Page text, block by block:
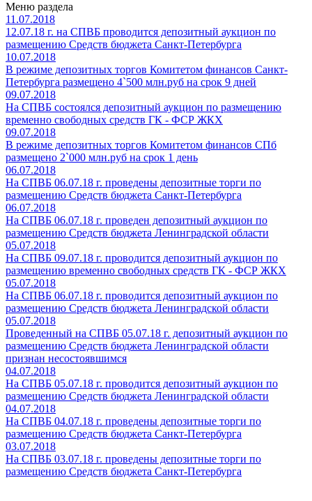
Меню раздела
11.07.2018
​12.07.18 г. на СПВБ проводится депозитный аукцион по
размещению Средств бюджета Санкт-Петербурга
10.07.2018
В режиме депозитных торгов Комитетом финансов Санкт-
Петербурга размещено 4`500 млн.руб на срок 9 дней
09.07.2018
На СПВБ состоялся депозитный аукцион по размещению
временно свободных средств ГК - ФСР ЖКХ
09.07.2018
В режиме депозитных торгов Комитетом финансов СПб
размещено 2`000 млн.руб на срок 1 день
06.07.2018
На СПВБ 06.07.18 г. проведены депозитные торги по
размещению Средств бюджета Санкт-Петербурга
06.07.2018
На СПВБ 06.07.18 г. проведен депозитный аукцион по
размещению Средств бюджета Ленинградской области
05.07.2018
На СПВБ 09.07.18 г. проводится депозитный аукцион по
размещению временно свободных средств ГК - ФСР ЖКХ
05.07.2018
На СПВБ 06.07.18 г. проводится депозитный аукцион по
размещению Средств бюджета Ленинградской области
05.07.2018
Проведенный на СПВБ 05.07.18 г. депозитный аукцион по
размещению Средств бюджета Ленинградской области
признан несостоявшимся
04.07.2018
На СПВБ 05.07.18 г. проводится депозитный аукцион по
размещению Средств бюджета Ленинградской области
04.07.2018
На СПВБ 04.07.18 г. проведены депозитные торги по
размещению Средств бюджета Санкт-Петербурга
03.07.2018
На СПВБ 03.07.18 г. проведены депозитные торги по
размещению Средств бюджета Санкт-Петербурга